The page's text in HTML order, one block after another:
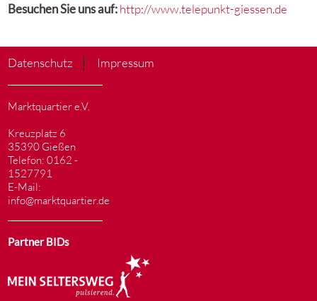
Besuchen Sie uns auf:http://www.telepunkt-giessen.de
Datenschutz Impressum
Marktquartier e.V.
Kreuzplatz 6
35390 Gießen
Telefon: 0162 -
1527791
E-Mail:
info@marktquartier.de
Partner BIDs